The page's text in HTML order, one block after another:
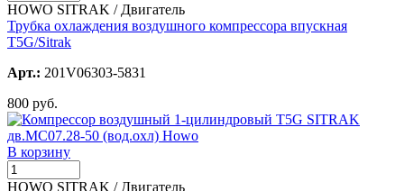
HOWO SITRAK / Двигатель
Трубка охлаждения воздушного компрессора впускная
T5G/Sitrak
Арт.: 201V06303-5831
800 руб.
В корзину
HOWO SITRAK / Двигатель